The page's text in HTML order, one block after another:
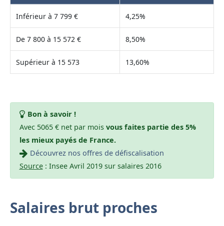
Inférieur à 7 799 € 4,25%
De 7 800 à 15 572 € 8,50%
Supérieur à 15 573 13,60%
Bon à savoir !
Avec 5065 € net par mois vous faites partie des 5%
les mieux payés de France.
Découvrez nos offres de défiscalisation
Source: Insee Avril 2019 sur salaires 2016
Salaires brut proches